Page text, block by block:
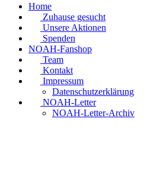
Home
Zuhause gesucht
Unsere Aktionen
Spenden
NOAH-Fanshop
Team
Kontakt
Impressum
Datenschutzerklärung
NOAH-Letter
NOAH-Letter-Archiv